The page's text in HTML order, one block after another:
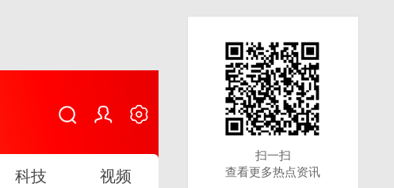
科技
视频
扫一扫
查看更多热点资讯
扫一扫
查看更多热点资讯